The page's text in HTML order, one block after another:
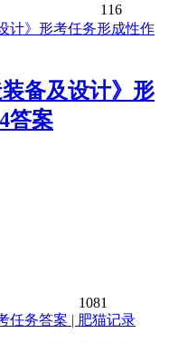
116
备及设计》形
答案
1081